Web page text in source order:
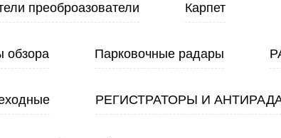
преоброазователи Карпет
обзора Парковочные радары
РЕГИСТРАТОРЫ И